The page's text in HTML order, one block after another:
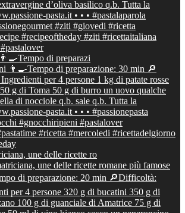
di preparazi
une delle ricette ro